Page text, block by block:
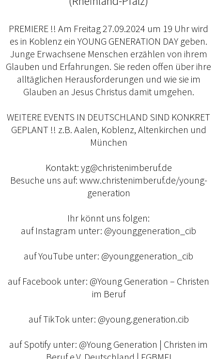
PREMIERE !! Am Freitag 27.09.2024 um 19 Uhr wird
es in Koblenz ein YOUNG GENERATION DAY geben.
Junge Erwachsene Menschen erzählen von ihrem
Glauben und Erfahrungen. Sie reden offen über ihre
alltäglichen Herausforderungen und wie sie im
Glauben an Jesus Christus damit umgehen.
WEITERE EVENTS IN DEUTSCHLAND SIND KONKRET
GEPLANT !! z.B. Aalen, Koblenz, Altenkirchen und
München
Kontakt: yg@christenimberuf.de
Besuche uns auf: www.christenimberuf.de/young-
generation
Ihr könnt uns folgen:
auf Instagram unter: @younggeneration_cib
auf YouTube unter: @younggeneration_cib
auf Facebook unter: @Young Generation – Christen
im Beruf
auf TikTok unter: @young.generation.cib
auf Spotify unter: @Young Generation | Christen im